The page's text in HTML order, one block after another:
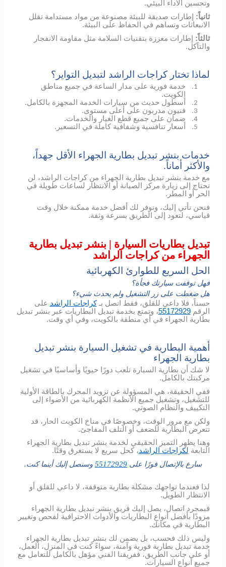
وتحسين الأداء البيئي.
ثانياً: إطارات صديقة للبيئة مصنوعة من مواد مستدامة تقلل
الانبعاثات وتساهم في الحفاظ على البيئة.
ثالثاً: إطارات معززة بتقنيات السلامة مثل مقاومة الانفجار
والتآكل.
لماذا تختار كراجات الراشد لتبديل التواير؟
1.
خدمة فورية على مدار الساعة في جميع مناطق
الكويت.
2. أسطول حديث من سيارات الخدمة المجهزة بالكامل.
3. فنيون مدربون على أعلى مستوى.
4. ضمان على جميع قطع الغيار والخدمات.
5. أسعار تنافسية وشفافية كاملة في التسعير.
خدمات بنشر تبديل بطارية الجهراء الأقل جهداً،
والأكثر أماناً.
مع خدمة بنشر تبديل بطارية الجهراء من كراجات الراشد، لن
تحتاج إلى زيارة مركز الصيانة أو الانتظار لساعات طويلة في
الحر أو المطر.
فنحن نأتي إليك، ونوفر لك أفضل خدمة ممكنة خلال وقت
قياسي، لتعود إلى الطريق بسرعة وثقة.
تبديل بطاريات السيارة | بنشر تبديل بطارية
الجهراء من كراجات الراشد
الحل السريع للطوارئ الكهربائية
فهل توقفت سيارتك فجأة؟
هل ضغطت على زر التشغيل ولم يحدث شيء؟
حسناً، فلا داعي للقلق، فقط اتصل بـكراجات الراشد على
الرقم55172929، وتمتع بخدمة تبديل البطاريات عبر بنشر تبديل
بطارية الجهراء في أي منطقة بالكويت، وفي أي وقت.
أهمية البطارية في تشغيل السيارة بنشر تبديل
بطارية الجهراء
لا شك أن بطارية السيارة تلعب دورًا حيويًا وأساسيًا في تشغيل
مركبتك بالكامل.
ففي الحقيقة، هي المسؤولة عن تزويد المحرك بالطاقة الأولية
للتشغيل، وتشغيل جميع الأنظمة الكهربائية من الأضواء إلى
التكييف والنظام الصوتي.
ولكن مع مرور الوقت، وخصوصًا في مناخ الكويت الحار، قد
تتعرض البطارية للضعف أو التلف المفاجئ.
وهنا يظهر التميز الحقيقي لخدمة بنشر تبديل بطارية الجهراء
التابعة لكراجات الراشد، كحل سريع لا يستغرق وقتًا.
سارع بالإتصال فورًا على 55172929 وسنصل إليك أينما كنت.
لذا فعندما تواجهك مشكلة بطارية متوقفة، لا داعي للقلق أو
الانتظار الطويل.
فبمجرد اتصال، يصل إليك فريق بنشر تبديل بطارية الجهراء
مزودًا بأفضل أنواع البطاريات والأدوات الاحترافية لفحص وتغيير
البطارية في مكانك.
وليس ذلك فحسب، بل يضمن لك بنشر تبديل بطارية الجهراء
خدمة تبديل بطارية فورية وآمنة، سواءً كنت في المنزل، العمل،
أو على جانب الطريق، ففريقنا الفني مؤهل بالكامل للتعامل مع
جميع أنواع السيارات.